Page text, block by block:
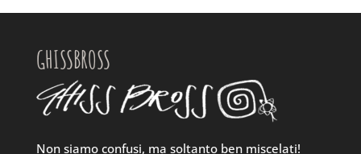
GHISSBROSS
Non siamo confusi, ma soltanto ben miscelati!